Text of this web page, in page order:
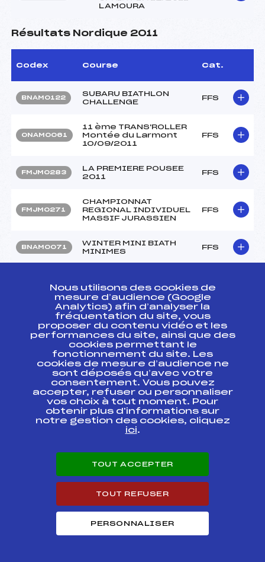
LAMOURA
Résultats Nordique 2011
Codex Course Cat.
BNAM0122
SUBARU BIATHLON
CHALLENGE
FFS
ONAM0061
11 ème TRANS'ROLLER
Montée du Larmont
10/09/2011
FFS
FMJM0283
LA PREMIERE POUSEE
2011
FFS
FMJM0271
CHAMPIONNAT
REGIONAL INDIVIDUEL
MASSIF JURASSIEN
FFS
BNAM0071
WINTER MINI BIATH
MINIMES
FFS
NATIONAL MINIMES
FMJM0163
CHALLENGE
GROSPIRON
FFS
Résultats Nordique 2010
Course Cat.
BMJM0323 FETE DU SKI BIATHLON FFS
WINTER MINI
BIATHLON
CHALLENGE
PBMCJeJS
Nous utilisons des cookies de
mesure d’audience (Google
Analytics) afin d’analyser la
fréquentation du site, vous
proposer du contenu vidéo et les
performances du site, ainsi que des
cookies permettant le
fonctionnement du site. Les
cookies de mesure d’audience ne
sont déposés qu’avec votre
consentement. Vous pouvez
accepter, refuser ou personnaliser
vos choix à tout moment. Pour
obtenir plus d'informations sur
notre gestion des cookies, cliquez
ici.
TOUT ACCEPTER
TOUT REFUSER
PERSONNALISER